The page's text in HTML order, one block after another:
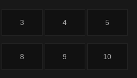
家調查，而謊稱他弟弟忠義
一同前去日頭村找親人，同
3 4 5
8 9 10